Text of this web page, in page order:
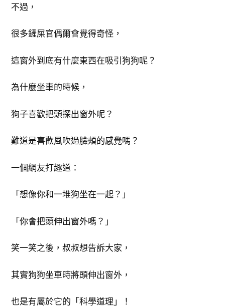
不過，
很多鏟屎官偶爾會覺得奇怪，
這窗外到底有什麼東西在吸引狗狗呢？
為什麼坐車的時候，
狗子喜歡把頭探出窗外呢？
難道是喜歡風吹過臉頰的感覺嗎？
一個網友打趣道：
「想像你和一堆狗坐在一起？」
「你會把頭伸出窗外嗎？」
笑一笑之後，叔叔想告訴大家，
其實狗狗坐車時將頭伸出窗外，
也是有屬於它的「科學道理」！